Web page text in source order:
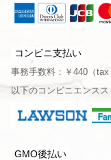
コンビニ支払い
事務手数料：￥440（tax
以下のコンビニエンス
GMO後払い